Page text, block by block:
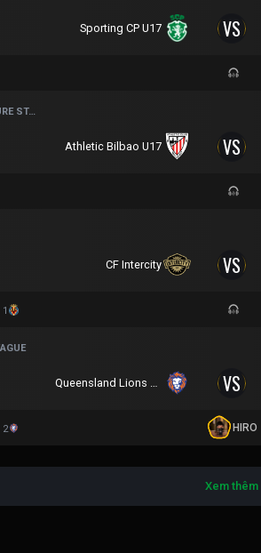
Sporting CP U17 VS
CUP
Athletic Bilbao U17 VS
CF Intercity VS
1
Queensland Lions SC VS
2 HIRO
Xem thêm